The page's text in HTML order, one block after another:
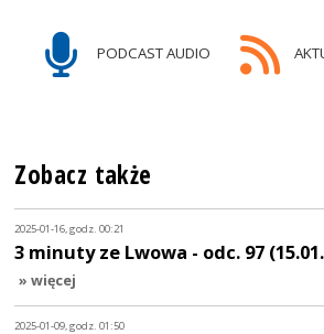
PODCAST AUDIO
Zobacz także
2025-01-16, godz. 00:21
3 minuty ze Lwowa - odc. 97
» więcej
2025-01-09, godz. 01:50